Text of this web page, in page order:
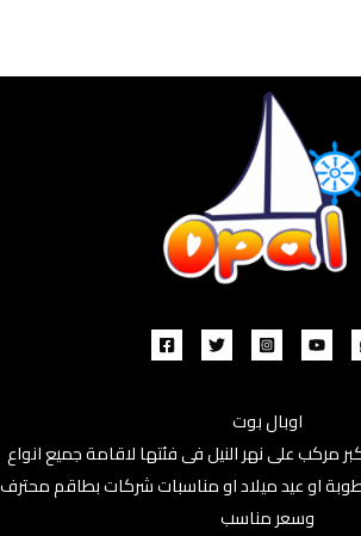
اوبال بوت
مركب على نهر النيل فى فئتها لاقامة جميع انواع
او عيد ميلاد او مناسبات شركات بطاقم محترف
وسعر مناسب